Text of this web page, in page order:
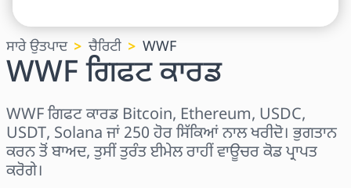
ਸਾਰੇ ਉਤਪਾਦ ਚੈਰਿਟੀ WWF
WWF ਗਿਫਟ ਕਾਰਡ
WWF ਗਿਫਟ ਕਾਰਡ Bitcoin, Ethereum, USDC,
USDT, Solana ਜਾਂ 250 ਹੋਰ ਸਿੱਕਿਆਂ ਨਾਲ ਖਰੀਦੋ। ਭੁਗਤਾਨ
ਕਰਨ ਤੋਂ ਬਾਅਦ, ਤੁਸੀਂ ਤੁਰੰਤ ਈਮੇਲ ਰਾਹੀਂ ਵਾਊਚਰ ਕੋਡ ਪ੍ਰਾਪਤ
ਕਰੋਗੇ।